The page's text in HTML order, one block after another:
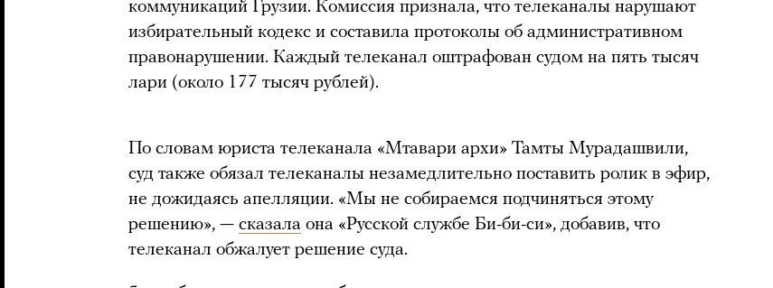
коммуникаций Грузии. Комиссия признала, что телеканалы нарушают
избирательный кодекс и составила протоколы об административном
правонарушении. Каждый телеканал оштрафован судом на пять тысяч
лари (около 177 тысяч рублей).
По словам юриста телеканала «Мтавари архи» Тамты Мурадашвили,
суд также обязал телеканалы незамедлительно поставить ролик в эфир,
не дожидаясь апелляции. «Мы не собираемся подчиняться этому
решению», — сказала она «Русской службе Би-би-си», добавив, что
телеканал обжалует решение суда.